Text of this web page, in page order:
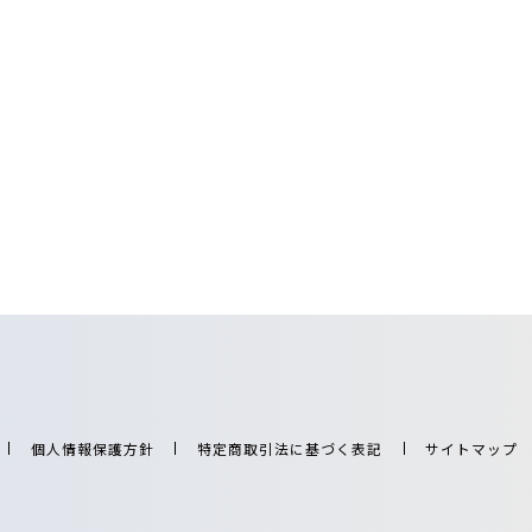
個人情報保護方針 特定商取引法に基づく表記 サイトマップ